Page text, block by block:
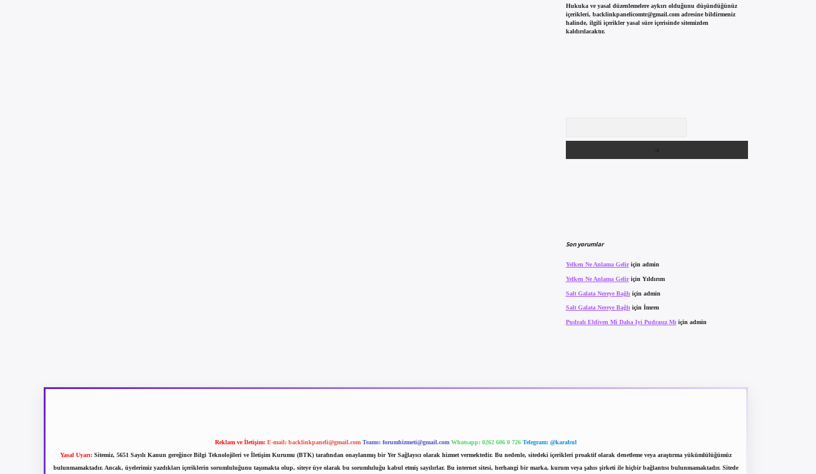
Hukuka ve yasal düzenlemelere aykırı olduğunu düşündüğünüz
içerikleri, backlinkpanelicomtr@gmail.comadresine bildirmeniz
halinde, ilgili içerikler yasal süre içerisinde sitemizden
kaldırılacaktır.
Son yorumlar
Yelken Ne Anlama Geliriçin admin
Yelken Ne Anlama Geliriçin Yıldırım
Salt Galata Nereye Bağlı için admin
Salt Galata Nereye Bağlı için İmren
Pudralı Eldiven Mi Daha Iyi Pudrasız Mı için admin
Reklam ve İletişim: E-mail: backlinkpaneli@gmail.com Teams: forumhizmeti@gmail.com Whatsapp: 0262 606 0 726 Telegram: @karabul
Yasal Uyarı: Sitemiz, 5651 Sayılı Kanun gereğince Bilgi Teknolojileri ve İletişim Kurumu (BTK) tarafından onaylanmış bir Yer Sağlayıcı olarak hizmet vermektedir. Bu nedenle, sitedeki içerikleri proaktif olarak denetleme veya araştırma yükümlülüğümüz
bulunmamaktadır. Ancak, üyelerimiz yazdıkları içeriklerin sorumluluğunu taşımakta olup, siteye üye olarak bu sorumluluğu kabul etmiş sayılırlar. Bu internet sitesi, herhangi bir marka, kurum veya şahıs şirketi ile hiçbir bağlantısı bulunmamaktadır. Sitede